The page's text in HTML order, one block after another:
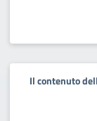
Il contenuto